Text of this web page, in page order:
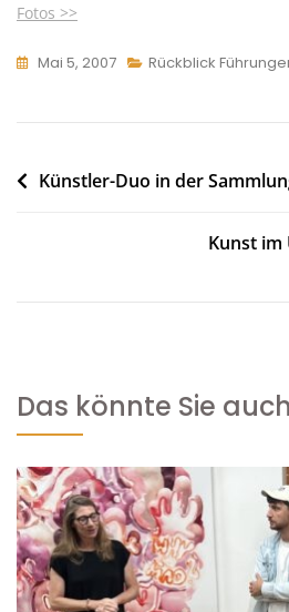
Fotos >>
Mai 5, 2007 Rückblick
Beitragsnavigation
Künstler-Duo in der
Kunst im
Das könnte Sie